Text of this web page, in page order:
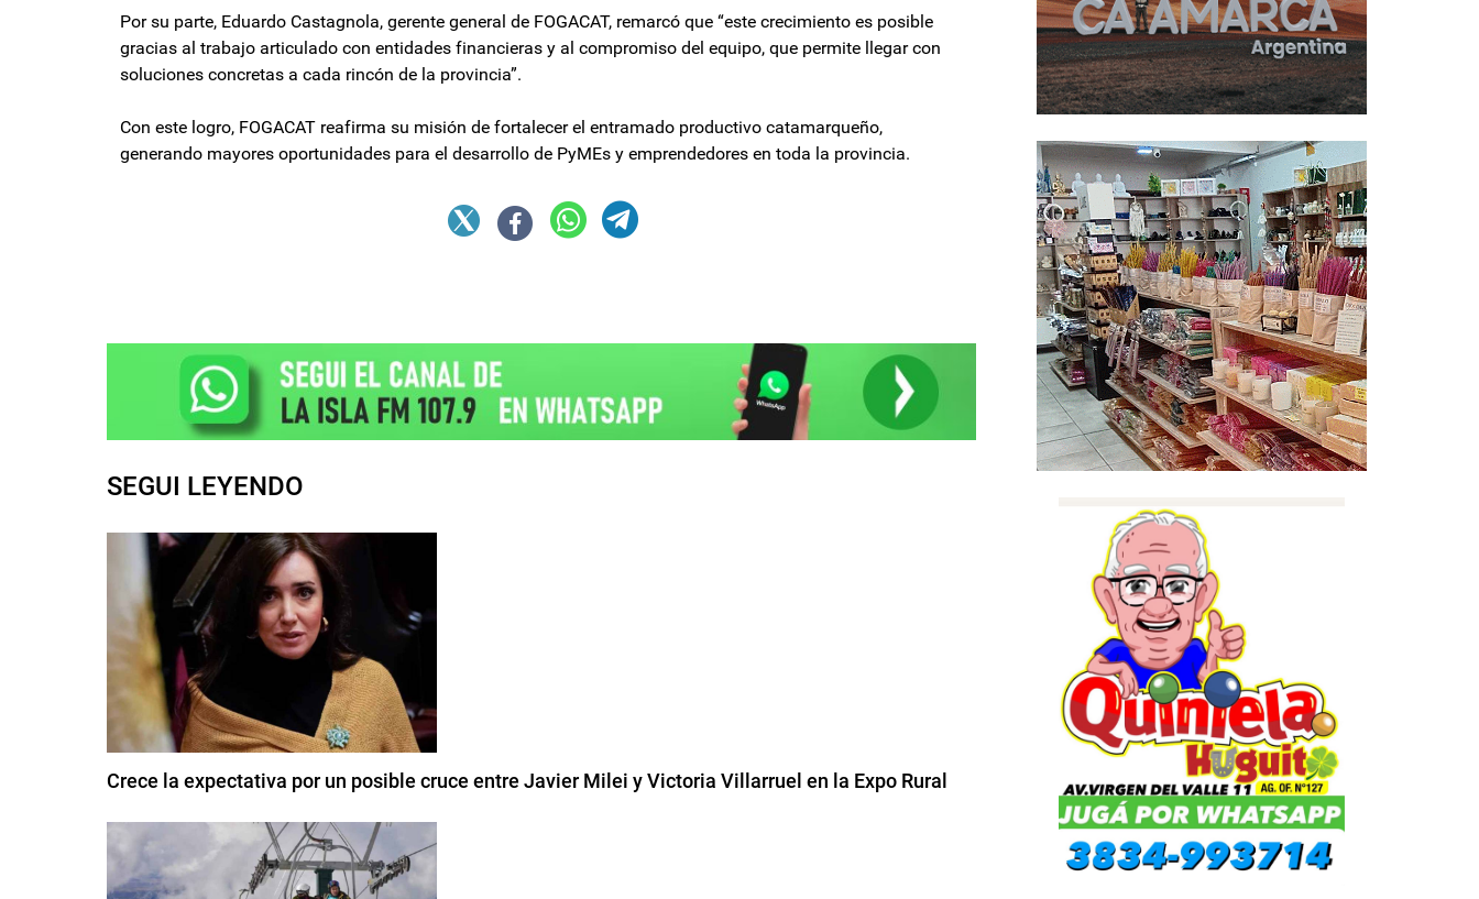
Por su parte, Eduardo Castagnola, gerente general de FOGACAT, remarcó que “este crecimiento es posible
gracias al trabajo articulado con entidades financieras y al compromiso del equipo, que permite llegar con
soluciones concretas a cada rincón de la provincia”.
Con este logro, FOGACAT reafirma su misión de fortalecer el entramado productivo catamarqueño,
generando mayores oportunidades para el desarrollo de PyMEs y emprendedores en toda la provincia.
SEGUI LEYENDO
Crece la expectativa por un posible cruce entre Javier Milei y Victoria Villarruel en la Expo Rural